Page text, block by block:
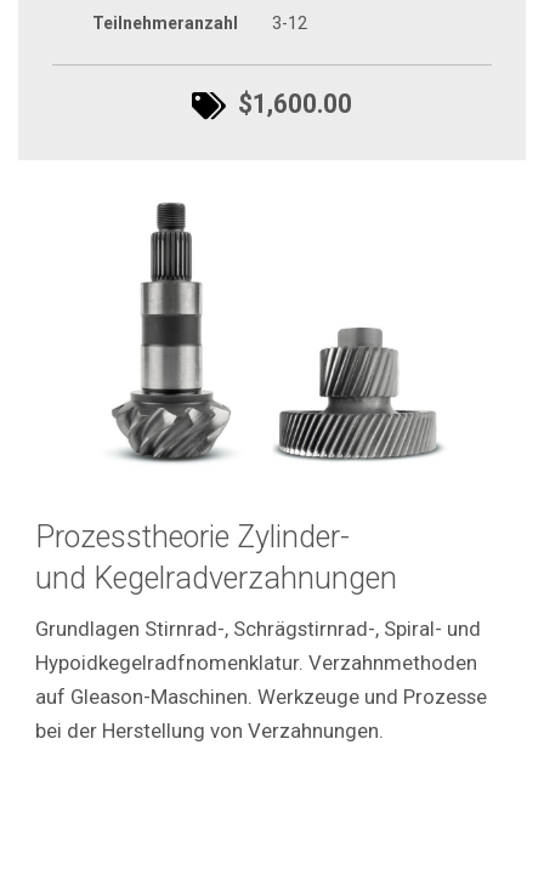
Teilnehmeranzahl
3-12
$1,600.00
Prozesstheorie Zylinder-
und Kegelradverzahnungen
Grundlagen Stirnrad-, Schrägstirnrad-, Spiral- und
Hypoidkegelradfnomenklatur. Verzahnmethoden
auf Gleason-Maschinen. Werkzeuge und Prozesse
bei der Herstellung von Verzahnungen.